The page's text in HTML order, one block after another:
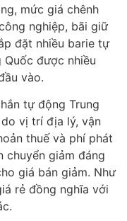
mức giá chênh
nghiệp, bãi giữ
đặt nhiều barie tự
được nhiều
vào.
tự động Trung
vị trí địa lý, vận
thuế và phí phát
chuyển giảm đáng
giá bán giảm. Như
rẻ đồng nghĩa với